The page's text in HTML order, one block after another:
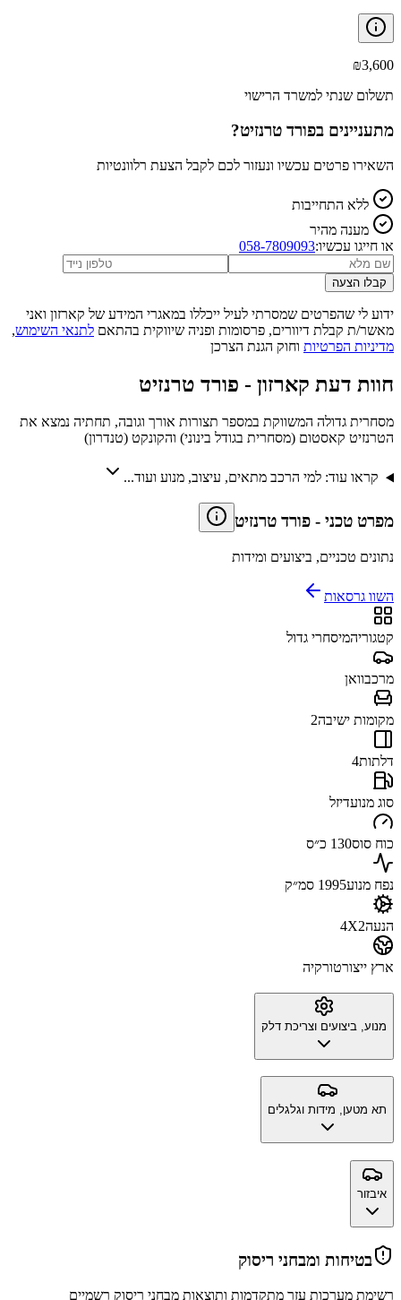
₪3,600
תשלום שנתי למשרד הרישוי
מתעניינים בפורד טרנזיט?
השאירו פרטים עכשיו ונעזור לכם לקבל הצעת רלוונטיות
ללא התחייבות
מענה מהיר
או חייגו עכשיו:058-7809093
קבלו הצעה
ידוע לי שהפרטים שמסרתי לעיל ייכללו במאגרי המידע של קארזון ואני
מאשר/ת קבלת דיוורים, פרסומות ופניה שיווקית בהתאם לתנאי השימוש,
מדיניות הפרטיות וחוק הגנת הצרכן
חוות דעת קארזון - פורד טרנזיט
מסחרית גדולה המשווקת במספר תצורות אורך וגובה, תחתיה נמצא את
הטרנזיט קאסטום (מסחרית בגודל בינוני) והקונקט (טנדרון)
קראו עוד: למי הרכב מתאים, עיצוב, מנוע ועוד...
מפרט טכני - פורד טרנזיט
נתונים טכניים, ביצועים ומידות
השוו גרסאות
קטגוריהמיסחרי גדול
מרכבוואן
מקומות ישיבה2
דלתות4
סוג מנועדיזל
כוח סוס130 כ״ס
נפח מנוע1995 סמ״ק
הנעה4X2
ארץ ייצורטורקיה
מנוע, ביצועים וצריכת דלק
תא מטען, מידות וגלגלים
איבזור
בטיחות ומבחני ריסוק
רשימת מערכות עזר מתקדמות ותוצאות מבחני ריסוק רשמיים